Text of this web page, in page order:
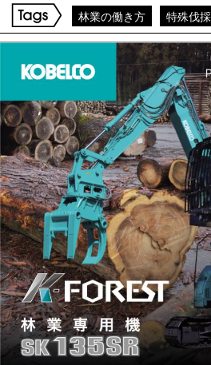
林業の働き方 特殊伐採